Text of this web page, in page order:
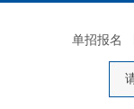
单招报名